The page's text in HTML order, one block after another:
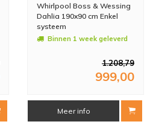
Whirlpool Boss & Wessing
Dahlia 190x90 cm Enkel
systeem
Binnen 1 week geleverd
1.208,79
999,00
Meer info